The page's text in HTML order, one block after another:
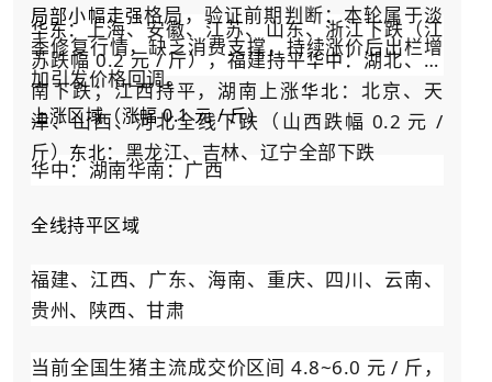
局部小幅走强格局，验证前期判断：本轮属于淡
季修复行情，缺乏消费支撑，持续涨价后出栏增
加引发价格回调。
华东：上海、安徽、江苏、山东、浙江下跌（江
苏跌幅 0.2 元 / 斤），福建持平华中：湖北、河
南下跌；江西持平，湖南上涨华北 ：北京、天
津、山西、河北全线下跌（山西跌幅 0.2 元 /
斤） 东北：黑龙江、吉林、辽宁全部下跌
上涨区域（涨幅 0.1 元 / 斤）
华中：湖南华南：广西
全线持平区域
福建、江西、广东、海南、重庆、四川、云南、
贵州、陕西、甘肃
当前全国生猪主流成交价区间 4.8~6.0 元 / 斤，